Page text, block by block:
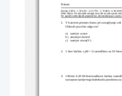
Datum:
Kriterij: 0-49% - 1, 50-62% - 2, 63-75% - 3, 76-88% - 4, 89-100%
Pišite čitljivo. Pri računskih nalogah mora biti razviden potek
Pri  uporabi nedovoljenih pripomočkov ali kontaktiranju s sosedi,
1.
V katerem primeru bomo pri raztapljanju
Obkroži pravilen odgovor!
a)
natrijev acetat
b)
amonijev klorid
c)
natrijev nitrat(V)
2. 1 liter kisline s pH = 2 razredčimo na 10
3.
100 mL 0,20 M klorovodikove kisline
raztopine natrijevega hidroksida porabimo